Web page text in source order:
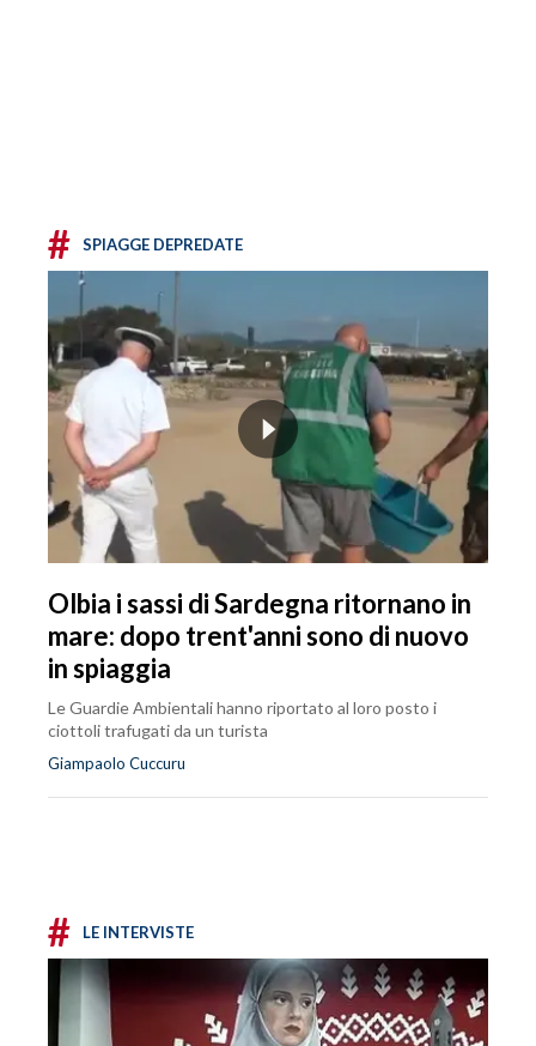
# SPIAGGE DEPREDATE
Olbia i sassi di Sardegna ritornano in
mare: dopo trent'anni sono di nuovo
in spiaggia
Le Guardie Ambientali hanno riportato al loro posto i
ciottoli trafugati da un turista
Giampaolo Cuccuru
# LE INTERVISTE